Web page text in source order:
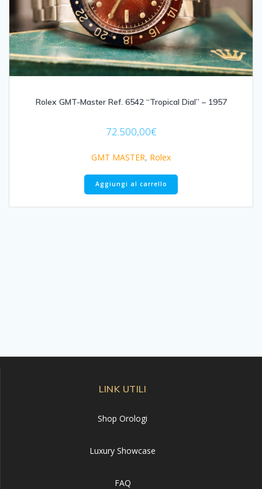
Rolex GMT-Master Ref. 6542 “Tropical Dial” – 1957
72.500,00€
GMT MASTER, Rolex
Aggiungi al carrello
LINK UTILI
Shop Orologi
Luxury Showcase
FAQ